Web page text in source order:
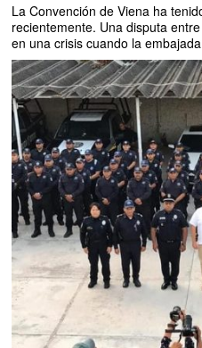
La Convención de Viena ha
recientemente. Una disputa
en una crisis cuando la embajada